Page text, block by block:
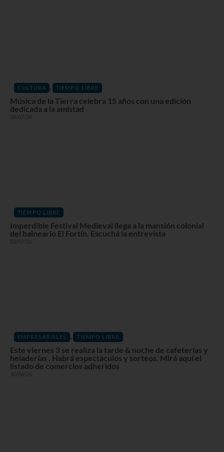
CULTURA , TIEMPO LIBRE
Música de la Tierra celebra 15 años con una edición
dedicada a la amistad
28/07/26
TIEMPO LIBRE
Imperdible Festival Medieval llega a la mansión colonial
del balneario El Fortín. Escuchá la entrevista
03/07/26
EMPRESARIALES , TIEMPO LIBRE
Este viernes 3 se realiza la tarde & noche de cafeterías y
heladerías . Habrá espectáculos y sorteos. Mirá aquí el
listado de comercios adheridos
30/06/26